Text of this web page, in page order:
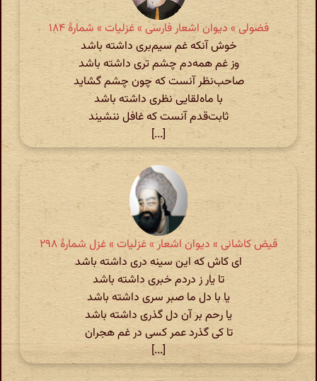
فضولی » دیوان اشعار فارسی » غزلیات » شمارهٔ ۱۸۴
خوش آنکه غم سیم‌بری داشته باشد
وز غم همه‌دم چشم تری داشته باشد
صاحب‌نظر آنست که چون چشم گشاید
با ماه‌لقایی نظری داشته باشد
ثابت‌قدم آنست که غافل ننشیند
[...]
فیض کاشانی » دیوان اشعار » غزلیات » غزل شمارهٔ ۲۹۸
ای کاش که این سینه دری داشته باشد
تا یار ز دردم خبری داشته باشد
یا با دل ما صبر سری داشته باشد
یا رحم بر آن دل گذری داشته باشد
تا کی گذرد عمر کسی در غم هجران
[...]